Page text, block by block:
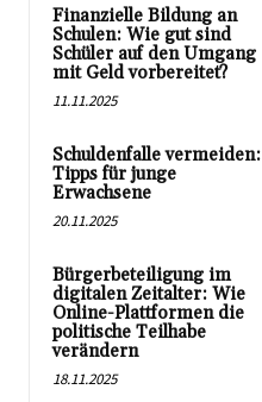
Finanzielle Bildung an
Schulen: Wie gut sind
Schüler auf den Umgang
mit Geld vorbereitet?
11.11.2025
Schuldenfalle vermeiden:
Tipps für junge
Erwachsene
20.11.2025
Bürgerbeteiligung im
digitalen Zeitalter: Wie
Online-Plattformen die
politische Teilhabe
verändern
18.11.2025